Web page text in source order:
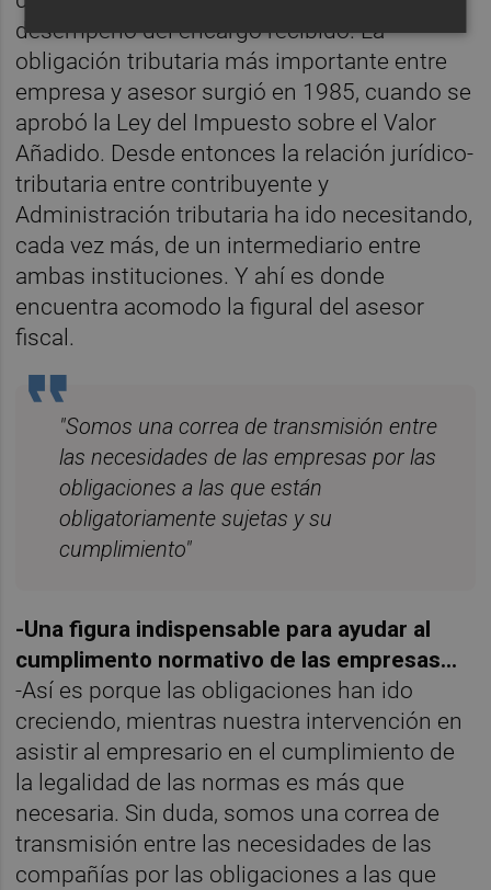
desempeño del encargo recibido. La
obligación tributaria más importante entre
empresa y asesor surgió en 1985, cuando se
aprobó la Ley del Impuesto sobre el Valor
Añadido. Desde entonces la relación jurídico-
tributaria entre contribuyente y
Administración tributaria ha ido necesitando,
cada vez más, de un intermediario entre
ambas instituciones. Y ahí es donde
encuentra acomodo la figural del asesor
fiscal.
"Somos una correa de transmisión entre
las necesidades de las empresas por las
obligaciones a las que están
obligatoriamente sujetas y su
cumplimiento"
-Una figura indispensable para ayudar al
cumplimento normativo de las empresas...
-Así es porque las obligaciones han ido
creciendo, mientras nuestra intervención en
asistir al empresario en el cumplimiento de
la legalidad de las normas es más que
necesaria. Sin duda, somos una correa de
transmisión entre las necesidades de las
compañías por las obligaciones a las que